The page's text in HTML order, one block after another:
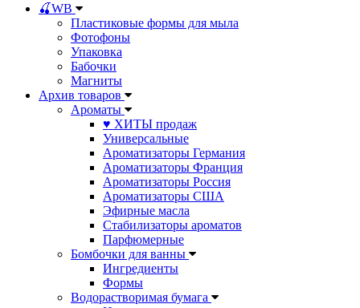
🍒WB
Пластиковые формы для мыла
Фотофоны
Упаковка
Бабочки
Магниты
Архив товаров
Ароматы
♥ ХИТЫ продаж
Универсальные
Ароматизаторы Германия
Ароматизаторы Франция
Ароматизаторы Россия
Ароматизаторы США
Эфирные масла
Стабилизаторы ароматов
Парфюмерные
Бомбочки для ванны
Ингредиенты
Формы
Водорастворимая бумага